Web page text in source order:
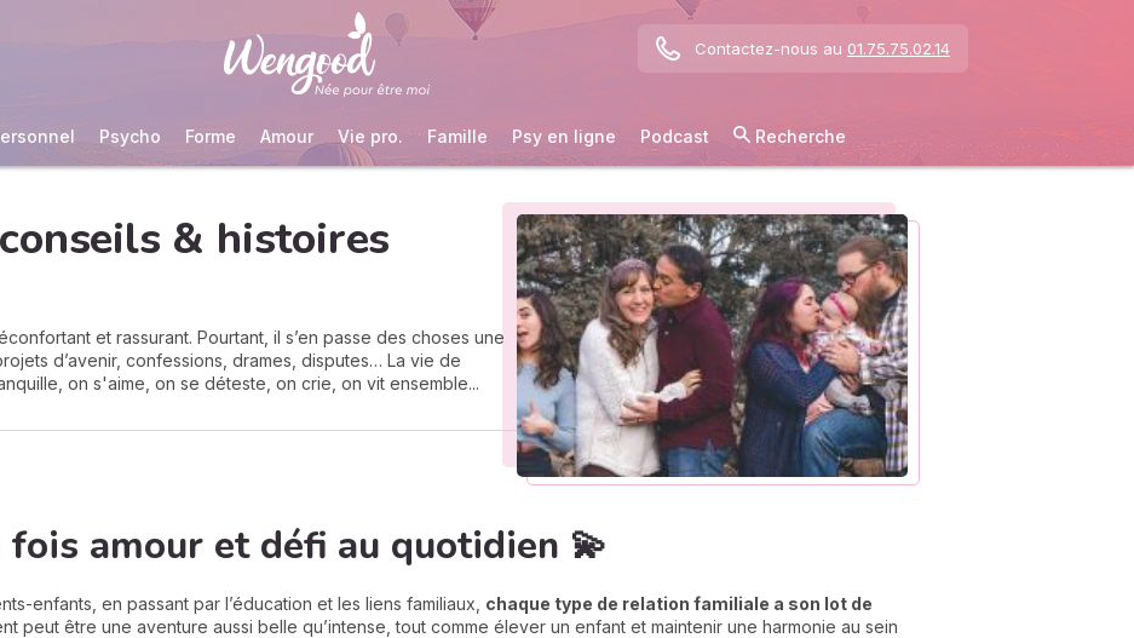
Contactez-nous au 01.75.75.02.14
Psycho Forme Amour Vie pro. Famille Psy en ligne Podcast Recherche
& histoires
et rassurant. Pourtant, il s’en passe des choses une
d’avenir, confessions, drames, disputes… La vie de
on s'aime, on se déteste, on crie, on vit ensemble...
amour et défi au quotidien 💫
enfants, en passant par l’éducation et les liens familiaux, chaque type de relation familiale a son lot de
peut être une aventure aussi belle qu’intense, tout comme élever un enfant et maintenir une harmonie au sein